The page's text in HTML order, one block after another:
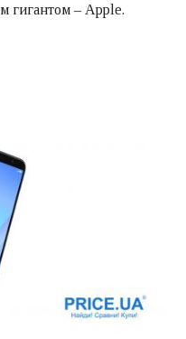
гигантом – Apple.